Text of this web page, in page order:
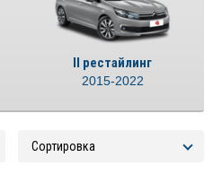
II рестайлинг
2015-2022